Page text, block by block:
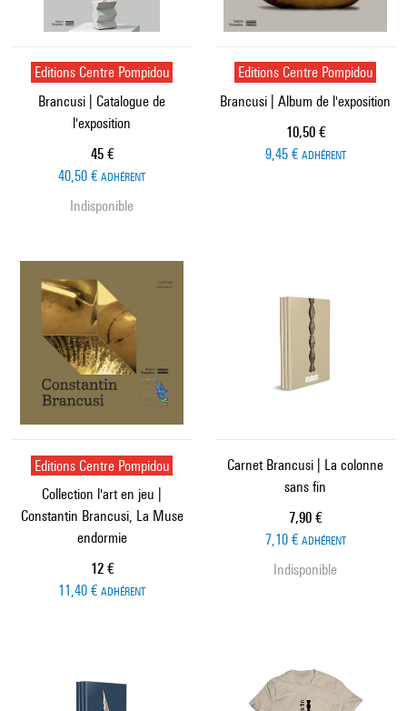
Editions Centre Pompidou
Brancusi | Catalogue de
l'exposition
Prix ​​actuel
45 €
40,50 € ADHÉRENT
Indisponible
Editions Centre Pompidou
Brancusi | Album de l'exposition
Prix ​​actuel
10,50 €
9,45 € ADHÉRENT
Editions Centre Pompidou
Collection l'art en jeu |
Constantin Brancusi, La Muse
endormie
Prix ​​actuel
12 €
11,40 € ADHÉRENT
Carnet Brancusi | La colonne
sans fin
Prix ​​actuel
7,90 €
7,10 € ADHÉRENT
Indisponible